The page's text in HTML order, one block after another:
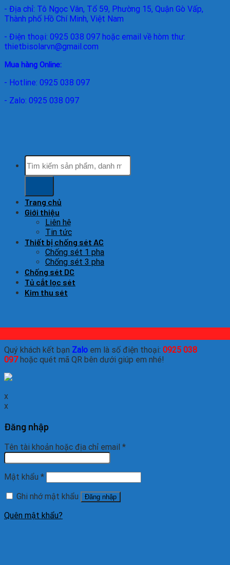
- Địa chỉ: Tô Ngọc Vân, Tổ 59, Phường 15, Quận Gò Vấp,
Thành phố Hồ Chí Minh, Việt Nam
- Điện thoại: 0925 038 097 hoặc email về hòm thư:
thietbisolarvn@gmail.com
Mua hàng Online:
- Hotline: 0925 038 097
- Zalo: 0925 038 097
Tìm
kiếm:
Trang chủ
Giới thiệu
Liên hệ
Tin tức
Thiết bị chống sét AC
Chống sét 1 pha
Chống sét 3 pha
Chống sét DC
Tủ cắt lọc sét
Kim thu sét
Quý khách kết bạn Zalo em là số điện thoại: 0925 038
097hoặc quét mã QR bên dưới giúp em nhé!
x
x
Đăng nhập
Tên tài khoản hoặc địa chỉ email *
Mật khẩu *
Ghi nhớ mật khẩu
Đăng nhập
Quên mật khẩu?